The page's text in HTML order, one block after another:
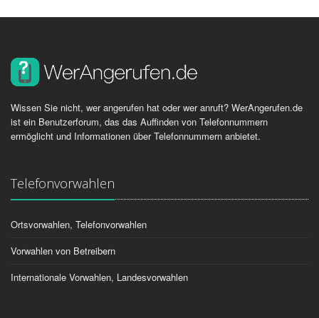
Wissen Sie nicht, wer angerufen hat oder wer anruft? WerAngerufen.de
ist ein Benutzerforum, das das Auffinden von Telefonnummern
ermöglicht und Informationen über Telefonnummern anbietet.
Telefonvorwahlen
Ortsvorwahlen, Telefonvorwahlen
Vorwahlen von Betreibern
Internationale Vorwahlen, Landesvorwahlen